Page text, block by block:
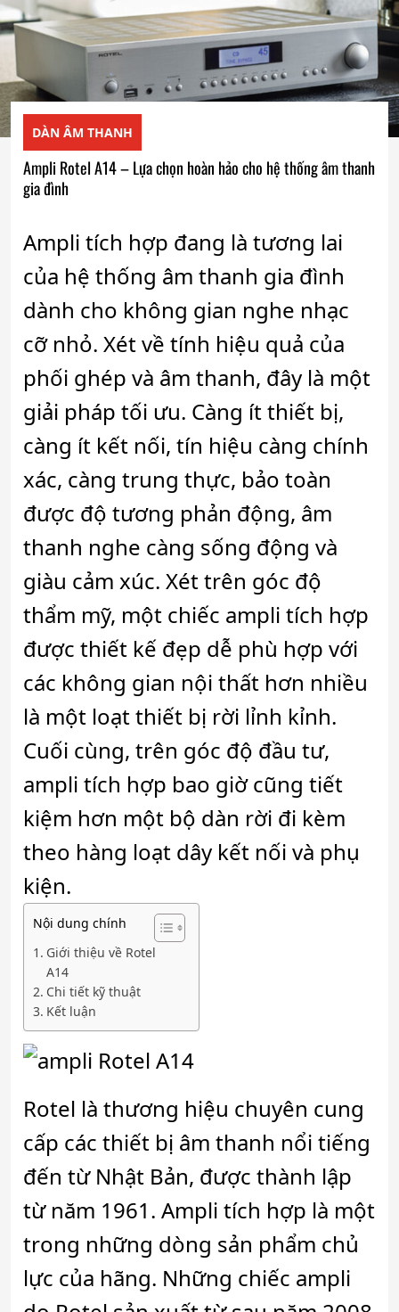
DÀN ÂM THANH
Ampli Rotel A14 – Lựa chọn hoàn hảo cho hệ thống âm thanh
gia đình
Ampli tích hợp đang là tương lai
của hệ thống âm thanh gia đình
dành cho không gian nghe nhạc
cỡ nhỏ. Xét về tính hiệu quả của
phối ghép và âm thanh, đây là một
giải pháp tối ưu. Càng ít thiết bị,
càng ít kết nối, tín hiệu càng chính
xác, càng trung thực, bảo toàn
được độ tương phản động, âm
thanh nghe càng sống động và
giàu cảm xúc. Xét trên góc độ
thẩm mỹ, một chiếc ampli tích hợp
được thiết kế đẹp dễ phù hợp với
các không gian nội thất hơn nhiều
là một loạt thiết bị rời lỉnh kỉnh.
Cuối cùng, trên góc độ đầu tư,
ampli tích hợp bao giờ cũng tiết
kiệm hơn một bộ dàn rời đi kèm
theo hàng loạt dây kết nối và phụ
kiện.
Nội dung chính
Giới thiệu về Rotel
A14
Chi tiết kỹ thuật
Kết luận
Rotel là thương hiệu chuyên cung
cấp các thiết bị âm thanh nổi tiếng
đến từ Nhật Bản, được thành lập
từ năm 1961. Ampli tích hợp là một
trong những dòng sản phẩm chủ
lực của hãng. Những chiếc ampli